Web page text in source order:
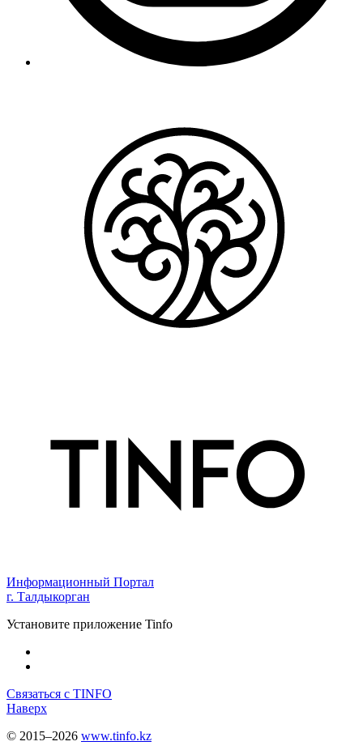
Информационный Портал
г. Талдыкорган
Установите приложение Tinfo
Связаться с TINFO
Наверх
© 2015–2026 www.tinfo.kz